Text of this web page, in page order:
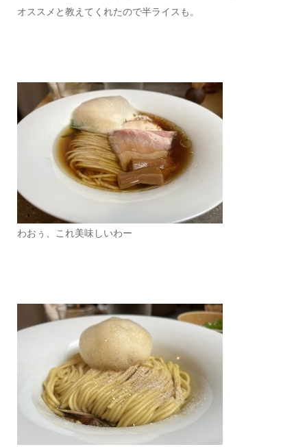
オススメと教えてくれたので半ライスも。
わおぅ、これ美味しいわー